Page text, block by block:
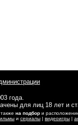
года.
для лиц 18 лет и
на подбор и
и сериалы | видеоигры |